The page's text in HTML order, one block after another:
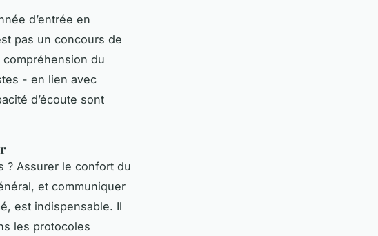
d’entrée en
pas un concours de
du
- en lien avec
d’écoute sont
? Assurer le confort du
et communiquer
est indispensable. Il
les protocoles